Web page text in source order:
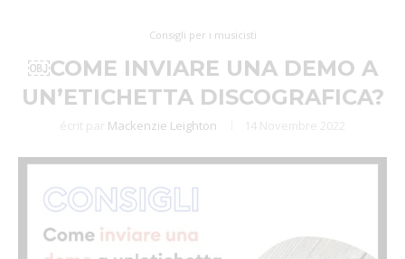
Consigli per i musicisti
￼COME INVIARE UNA DEMO A
UN’ETICHETTA DISCOGRAFICA?
écrit par Mackenzie Leighton 14 Novembre 2022